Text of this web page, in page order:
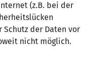
(z.B. bei der
Schutz der Daten vor
nicht möglich.